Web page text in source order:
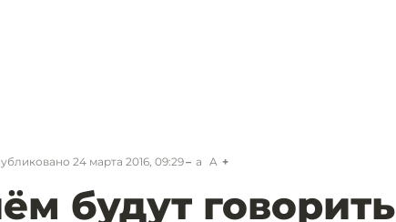
24 марта 2016, 09:29 a A
будут говорить